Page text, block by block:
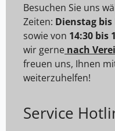
Besuchen Sie uns
Zeiten: Dienstag
sowie von 14:30 bis
wir gerne nach
freuen uns, Ihnen
weiterzuhelfen!
Service